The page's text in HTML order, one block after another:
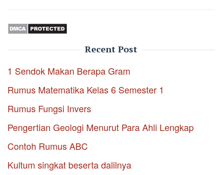
Recent Post
1 Sendok Makan Berapa Gram
Rumus Matematika Kelas 6 Semester 1
Rumus Fungsi Invers
Pengertian Geologi Menurut Para Ahli Lengkap
Contoh Rumus ABC
Kultum singkat beserta dalilnya